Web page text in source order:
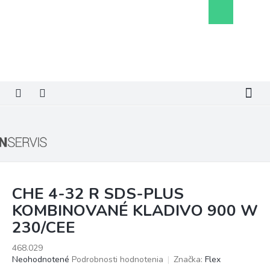
košík
CHE 4-32 R SDS-PLUS
KOMBINOVANÉ KLADIVO 900 W
230/CEE
468.029
Priemerné
Neohodnotené Podrobnosti hodnotenia Značka: Flex